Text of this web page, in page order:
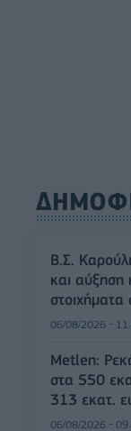
Β.Σ.
και
06/08/2026 -
Metlen:
στα 550
313 εκατ.
06/08/2026 -